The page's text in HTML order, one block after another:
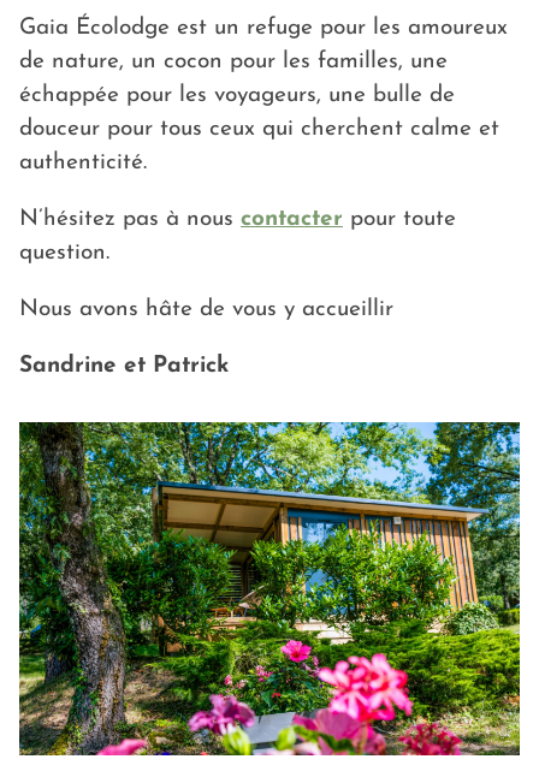
Gaia Écolodge est un refuge pour les amoureux
de nature, un cocon pour les familles, une
échappée pour les voyageurs, une bulle de
douceur pour tous ceux qui cherchent calme et
authenticité.
N’hésitez pas à nous contacter pour toute
question.
Nous avons hâte de vous y accueillir
Sandrine et Patrick